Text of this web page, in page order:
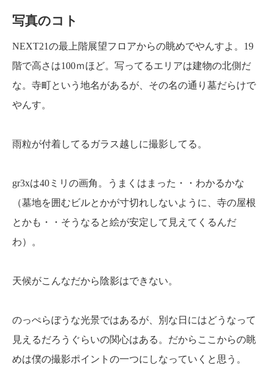
写真のコト
NEXT21の最上階展望フロアからの眺めでやんすよ。19
階で高さは100ｍほど。写ってるエリアは建物の北側だ
な。寺町という地名があるが、その名の通り墓だらけで
やんす。
雨粒が付着してるガラス越しに撮影してる。
gr3xは40ミリの画角。うまくはまった・・わかるかな
（墓地を囲むビルとかが寸切れしないように、寺の屋根
とかも・・そうなると絵が安定して見えてくるんだ
わ）。
天候がこんなだから陰影はできない。
のっぺらぼうな光景ではあるが、別な日にはどうなって
見えるだろうぐらいの関心はある。だからここからの眺
めは僕の撮影ポイントの一つにしなっていくと思う。